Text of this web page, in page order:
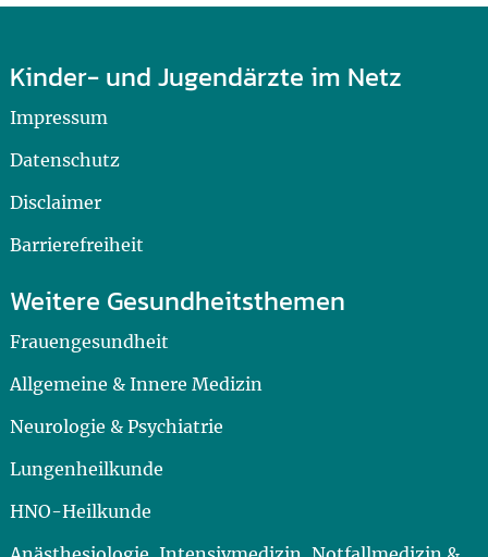
Kinder- und Jugendärzte im Netz
Impressum
Datenschutz
Disclaimer
Barrierefreiheit
Weitere Gesundheitsthemen
Frauengesundheit
Allgemeine & Innere Medizin
Neurologie & Psychiatrie
Lungenheilkunde
HNO-Heilkunde